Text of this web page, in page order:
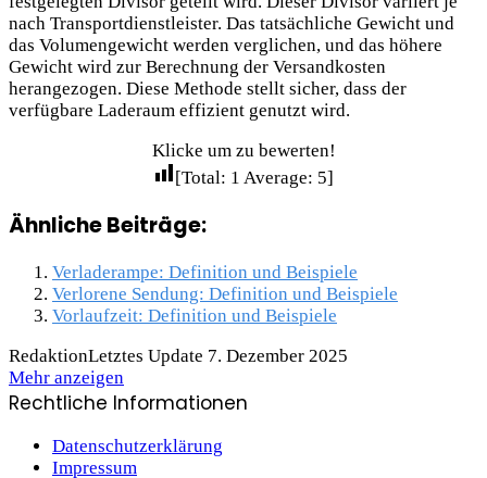
nach Transportdienstleister. Das tatsächliche Gewicht und
das Volumengewicht werden verglichen, und das höhere
Gewicht wird zur Berechnung der Versandkosten
herangezogen. Diese Methode stellt sicher, dass der
verfügbare Laderaum effizient genutzt wird.
Klicke um zu bewerten!
[Total: 1 Average: 5]
Ähnliche Beiträge:
Verladerampe: Definition und Beispiele
Verlorene Sendung: Definition und Beispiele
Vorlaufzeit: Definition und Beispiele
RedaktionLetztes Update 7. Dezember 2025
Mehr anzeigen
Rechtliche Informationen
Datenschutzerklärung
Impressum